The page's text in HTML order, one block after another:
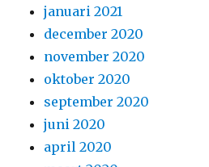
januari 2021
december 2020
november 2020
oktober 2020
september 2020
juni 2020
april 2020